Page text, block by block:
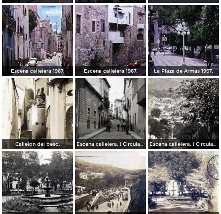
Escena callejera 1967. Escena callejera 1967. La Plaza de Armas 1967.
Callejon del beso. Escena callejera. ( Circulada el 13 de Mayo de 1941 ). Escena callejera. ( Circulada el 14 de Diciembre de 1930 ).